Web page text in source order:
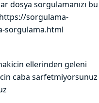
dosya sorgulamanızı bu
sorgulama-
sorgulama.html
ellerinden geleni
caba sarfetmiyorsunuz